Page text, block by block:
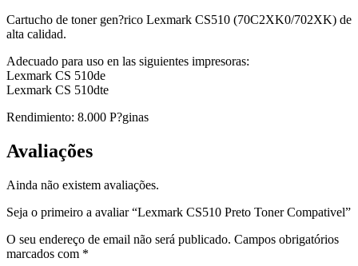
Cartucho de toner gen?rico Lexmark CS510 (70C2XK0/702XK) de
alta calidad.
Adecuado para uso en las siguientes impresoras:
Lexmark CS 510de
Lexmark CS 510dte
Rendimiento: 8.000 P?ginas
Avaliações
Ainda não existem avaliações.
Seja o primeiro a avaliar “Lexmark CS510 Preto Toner Compativel”
O seu endereço de email não será publicado. Campos obrigatórios
marcados com *